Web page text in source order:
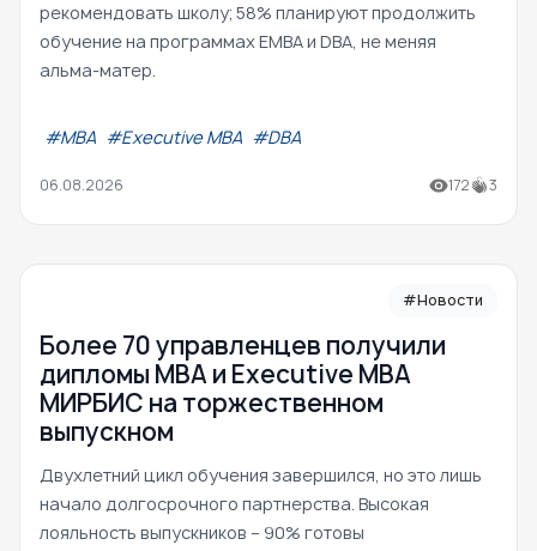
рекомендовать школу; 58% планируют продолжить
обучение на программах EMBA и DBA, не меняя
альма-матер.
#МВА #Executive MBA #DBA
06.08.2026 172 3
#Новости
Более 70 управленцев получили
дипломы MBA и Executive MBA
МИРБИС на торжественном
выпускном
Двухлетний цикл обучения завершился, но это лишь
начало долгосрочного партнерства. Высокая
лояльность выпускников – 90% готовы